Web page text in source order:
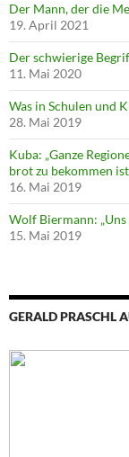
Der Mann, der die
19. April 2021
Der schwierige
11. Mai 2020
Was in Schulen und
28. Mai 2019
Kuba: „Ganze
brot zu bekommen
16. Mai 2019
Wolf Biermann: „Uns
15. Mai 2019
GERALD PRASCHL